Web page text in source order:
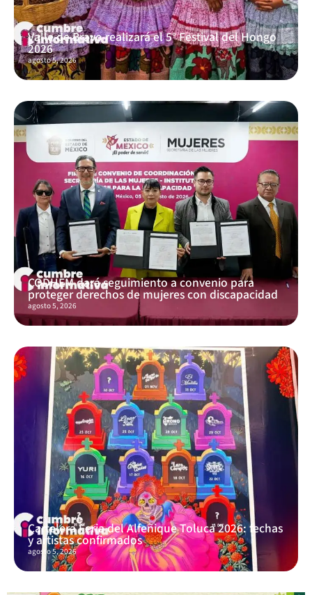
Valle de Bravo realizará el 5° Festival del Hongo
2026
agosto 5, 2026
CODHEM dará seguimiento a convenio para
proteger derechos de mujeres con discapacidad
agosto 5, 2026
Cartelera Feria del Alfeñique Toluca 2026: fechas
y artistas confirmados
agosto 5, 2026